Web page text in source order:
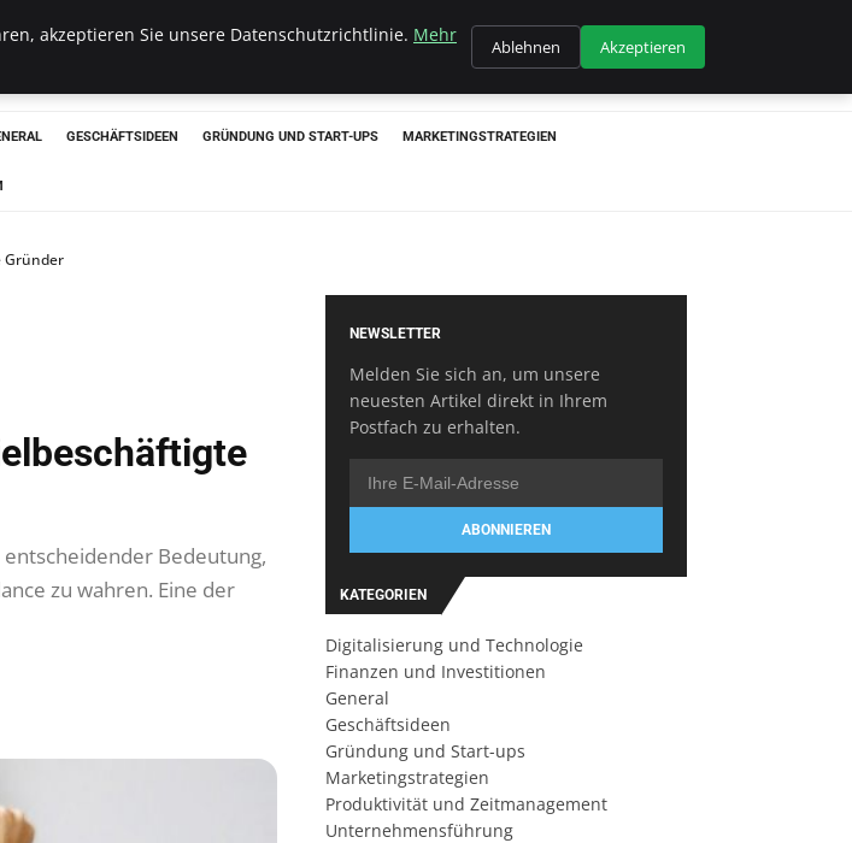
GESCHÄFTSIDEEN GRÜNDUNG UND START-UPS MARKETINGSTRATEGIEN
Gründer
Bedeutung,
zu wahren. Eine der
NEWSLETTER
Melden Sie sich an, um unsere
neuesten Artikel direkt in Ihrem
Postfach zu erhalten.
ABONNIEREN
KATEGORIEN
Digitalisierung und Technologie
Finanzen und Investitionen
General
Geschäftsideen
Gründung und Start-ups
Marketingstrategien
Produktivität und Zeitmanagement
Unternehmensführung
akzeptieren Sie unsere Datenschutzrichtlinie. Mehr
Ablehnen Akzeptieren